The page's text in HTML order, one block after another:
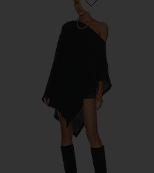
Favorite ポンチョ